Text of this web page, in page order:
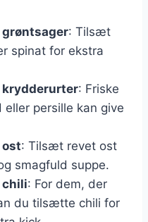
grøntsager: Tilsæt
spinat for ekstra
krydderurter: Friske
persille kan give
ost: Tilsæt revet ost
smagfuld suppe.
chili: For dem, der
du tilsætte chili for